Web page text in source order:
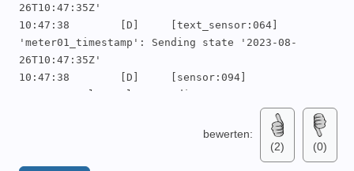
26T10:47:35Z'
10:47:38	[D]	[text_sensor:064]
'meter01_timestamp': Sending state '2023-08-
26T10:47:35Z'
10:47:38	[D]	[sensor:094]
'meter01_voltage_l2': Sending state 237.30000 V
'meter01_active_power_plus': Sending state 6.00000
W with 0 decimals of accuracy
bewerten:
(2)
(0)